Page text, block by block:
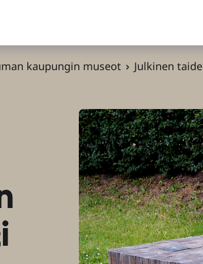
kaupungin museot Julkinen taide